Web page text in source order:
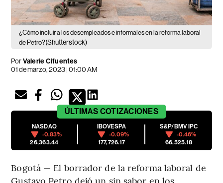
¿Cómo incluir a los desempleados e informales en la reforma laboral
de Petro?(Shutterstock)
PorValerie Cifuentes
01 de marzo, 2023 | 01:00 AM
ÚLTIMAS COTIZACIONES
NASDAQ
-0.83%
26,363.44
IBOVESPA
-0.09%
177,726.17
S&P/BMV IPC
-0.46%
66,525.18
Bogotá — El borrador de la reforma laboral de
Gustavo Petro dejó un sin sabor en los